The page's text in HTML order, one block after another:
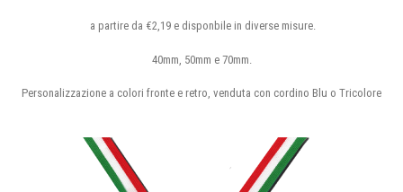
a partire da €2,19 e disponbile in diverse misure.
40mm, 50mm e 70mm.
Personalizzazione a colori fronte e retro, venduta con cordino Blu o Tricolore